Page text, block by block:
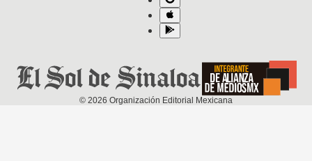
© 2026 Organización Editorial Mexicana